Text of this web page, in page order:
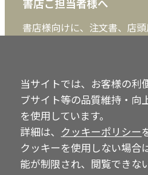
書店ご担当者様へ
書店様向けに、注文書、店
おります。ぜひ、ダウンロ
書店ご担
Copyright © IRH Press
当サイトでは、お客様の利
ブサイト等の品質維持・向
を使用しています。
詳細は、 クッキーポリシー
クッキーを使用しない場合
能が制限され、閲覧できな